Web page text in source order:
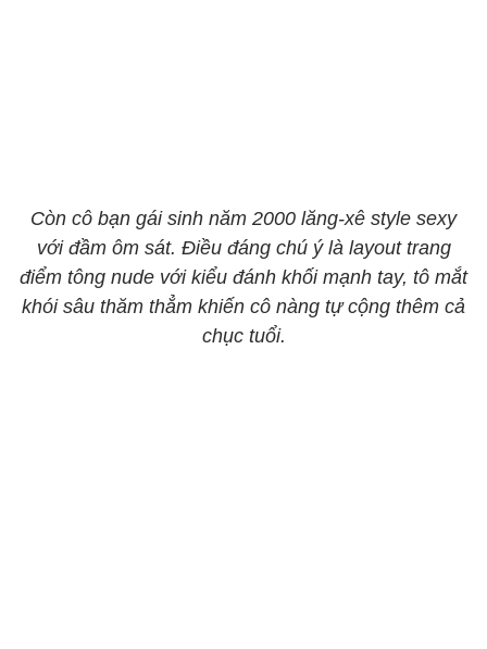
Còn cô bạn gái sinh năm 2000 lăng-xê style sexy
với đầm ôm sát. Điều đáng chú ý là layout trang
điểm tông nude với kiểu đánh khối mạnh tay, tô mắt
khói sâu thăm thẳm khiến cô nàng tự cộng thêm cả
chục tuổi.